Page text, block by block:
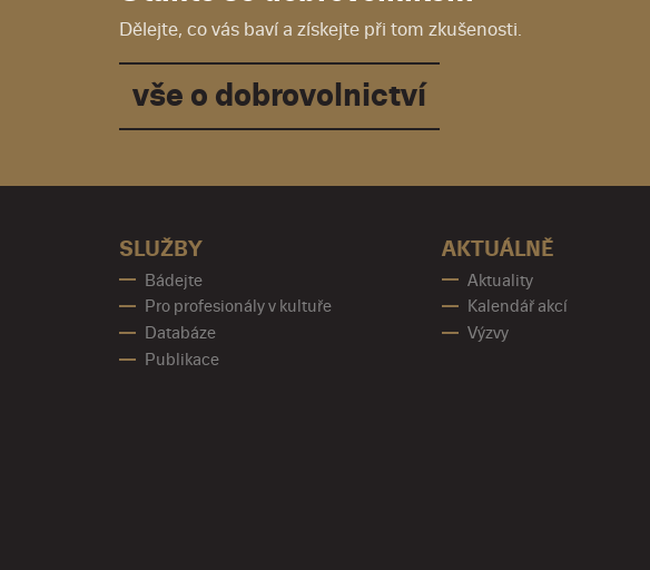
Dělejte, co vás baví a získejte při tom zkušenosti.
vše o dobrovolnictví
SLUŽBY
Bádejte
Pro profesionály v kultuře
Databáze
Publikace
AKTUÁLNĚ
Aktuality
Kalendář akcí
Výzvy